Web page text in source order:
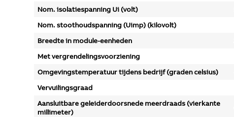
Nom. isolatiespanning Ui (volt)
Nom. stoothoudspanning (Uimp) (kilovolt)
Breedte in module-eenheden
Met vergrendelingsvoorziening
Omgevingstemperatuur tijdens bedrijf (graden celsius)
Vervuilingsgraad
Aansluitbare geleiderdoorsnede meerdraads (vierkante
millimeter)